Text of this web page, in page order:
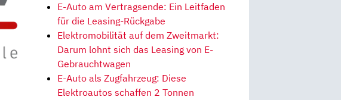
E-Auto am Vertragsende: Ein Leitfaden
für die Leasing-Rückgabe
Elektromobilität auf dem Zweitmarkt:
Darum lohnt sich das Leasing von E-
Gebrauchtwagen
E-Auto als Zugfahrzeug: Diese
Elektroautos schaffen 2 Tonnen